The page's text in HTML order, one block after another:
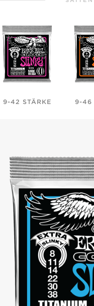
9-42 STÄRKE 9-46